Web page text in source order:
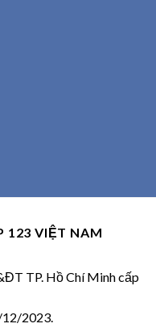
123 VIỆT NAM
TP. Hồ Chí Minh cấp
2023.